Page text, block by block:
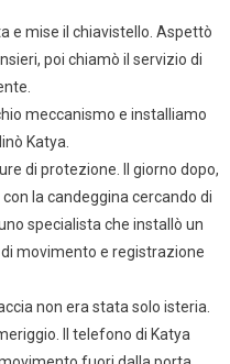
e mise il chiavistello. Aspettò
poi chiamò il servizio di
meccanismo e installiamo
Katya.
di protezione. Il giorno dopo,
la candeggina cercando di
specialista che installò un
movimento e registrazione
non era stata solo isteria.
Il telefono di Katya